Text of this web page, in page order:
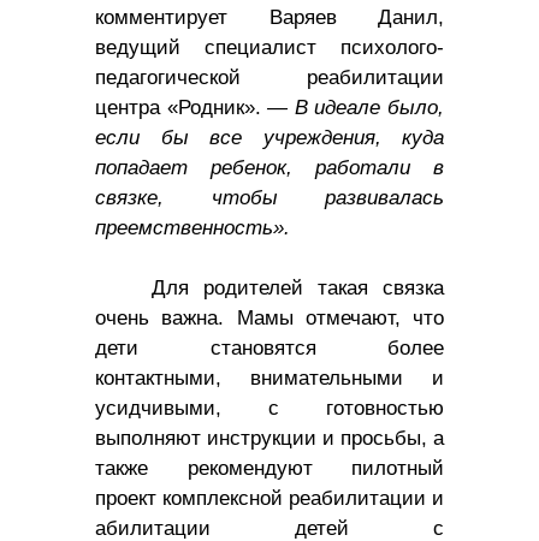
комментирует Варяев Данил,
ведущий специалист психолого-
педагогической реабилитации
центра «Родник». — В идеале было,
если бы все учреждения, куда
попадает ребенок, работали в
связке, чтобы развивалась
преемственность».
Для родителей такая связка
очень важна. Мамы отмечают, что
дети становятся более
контактными, внимательными и
усидчивыми, с готовностью
выполняют инструкции и просьбы, а
также рекомендуют пилотный
проект комплексной реабилитации и
абилитации детей с